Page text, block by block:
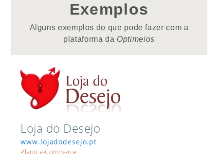
Exemplos
Alguns exemplos do que pode fazer com a
plataforma da Optimeios
Loja do Desejo
www.lojadodesejo.pt
Plano e-Commerce